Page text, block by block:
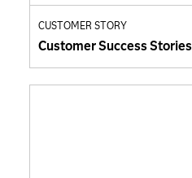
CUSTOMER STORY
Customer Success Stories